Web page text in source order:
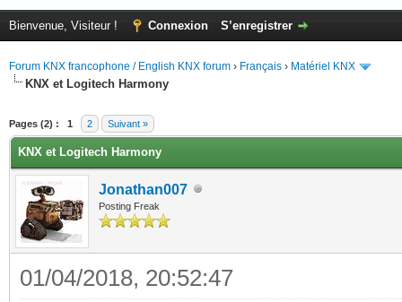
Bienvenue, Visiteur ! Connexion S’enregistrer
Forum KNX francophone / English KNX forum › Français › Matériel KNX
KNX et Logitech Harmony
Pages (2) : 1 2 Suivant »
KNX et Logitech Harmony
Jonathan007
Posting Freak
01/04/2018, 20:52:47